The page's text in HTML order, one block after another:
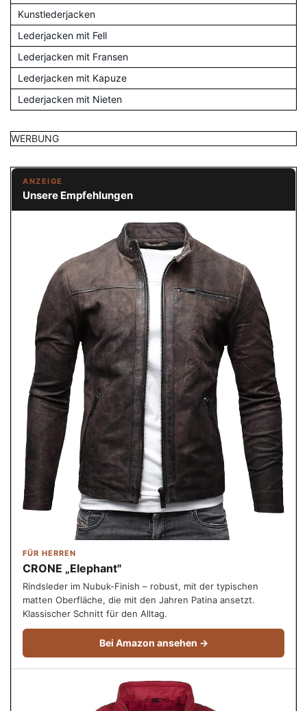
Kunstlederjacken
Lederjacken mit Fell
Lederjacken mit Fransen
Lederjacken mit Kapuze
Lederjacken mit Nieten
WERBUNG
ANZEIGE
Unsere Empfehlungen
FÜR HERREN
CRONE „Elephant"
Rindsleder im Nubuk-Finish – robust, mit der typischen
matten Oberfläche, die mit den Jahren Patina ansetzt.
Klassischer Schnitt für den Alltag.
Bei Amazon ansehen →